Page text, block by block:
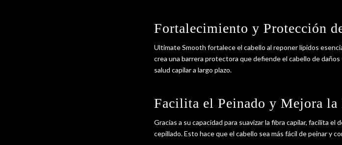
Fortalecimiento y Protección
Ultimate Smooth fortalece el cabello al reponer lípidos
crea una barrera protectora que defiende el cabello de
salud capilar a largo plazo.
Facilita el Peinado y Mejora
Gracias a su capacidad para suavizar la fibra capilar, facilita
cepillado. Esto hace que el cabello sea más fácil de peinar y